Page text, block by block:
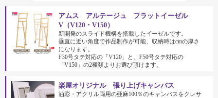
アムス アルテージュ フラットイーゼル
V（V120・V150）
新開発のスライド機構を搭載したイーゼルです。
垂直に近い角度で作品制作が可能、収納時はcmの厚さ
になります。
F30号タテ対応の「V120」と、F50号タテ対応の
「V150」の2種類よりお選び頂けます。
楽屋オリジナル 張り上げキャンバス
油彩・アクリル両用の亜麻100％のキャンバスをクレサ